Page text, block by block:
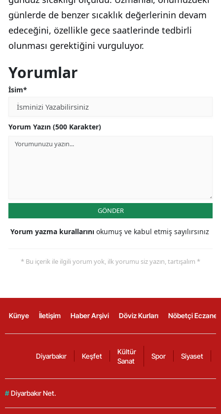
günlerde de benzer sıcaklık değerlerinin devam
edeceğini, özellikle gece saatlerinde tedbirli
olunması gerektiğini vurguluyor.
Yorumlar
İsim*
Yorum Yazın (500 Karakter)
GÖNDER
Yorum yazma kurallarını okumuş ve kabul etmiş sayılırsınız
* Bu içerik ile ilgili yorum yok, ilk yorumu siz yazın, tartışalım *
Künye İletişim Haber Arşivi Döviz Kurları Nöbetçi
Diyarbakır Keşfet
Kültür
Sanat
Spor Siyaset
# Diyarbakır Net.